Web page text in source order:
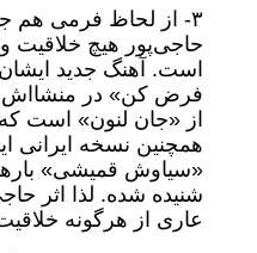
۳- از لحاظ فرمی هم
حاجی‌پور هیچ خلاقیت و
است. آهنگ جدید
از «جان لنون» است
همچنین نسخه ایرانی
«سیاوش قمیشی»
شنیده شده. لذا اثر
عاری از هرگونه